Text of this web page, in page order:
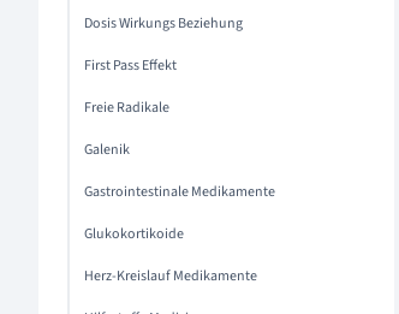
Dosis Wirkungs Beziehung
First Pass Effekt
Freie Radikale
Galenik
Gastrointestinale Medikamente
Glukokortikoide
Herz-Kreislauf Medikamente